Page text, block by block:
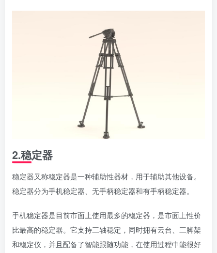
2.稳定器
稳定器又称稳定器是一种辅助性器材，用于辅助其他设备。
稳定器分为手机稳定器、无手柄稳定器和有手柄稳定器。
手机稳定器是目前市面上使用最多的稳定器，是市面上性价
比最高的稳定器。它支持三轴稳定，同时拥有云台、三脚架
和稳定仪，并且配备了智能跟随功能，在使用过程中能很好